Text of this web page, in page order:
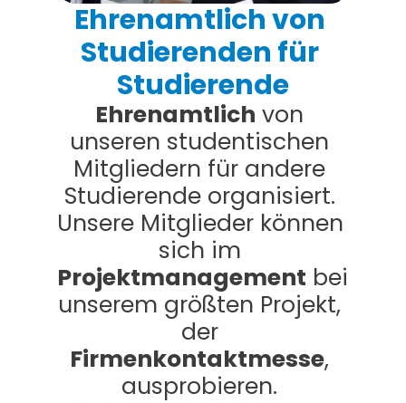
Ehrenamtlich von
Studierenden für
Studierende
Ehrenamtlich von
unseren studentischen
Mitgliedern für andere
Studierende organisiert.
Unsere Mitglieder können
Projektmanagement bei
unserem größten Projekt,
der
Firmenkontaktmesse,
ausprobieren.